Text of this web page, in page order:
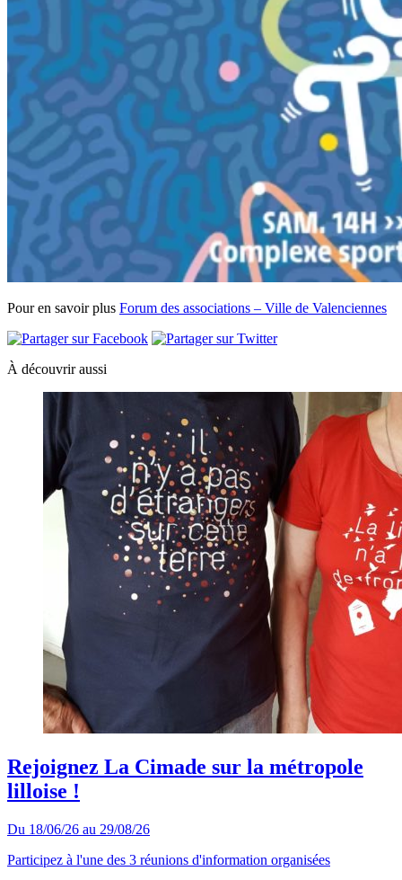
Pour en savoir plus Forum des associations – Ville de Valenciennes
À découvrir aussi
Rejoignez La Cimade sur la métropole
lilloise !
Du 18/06/26 au 29/08/26
Participez à l'une des 3 réunions d'information organisées